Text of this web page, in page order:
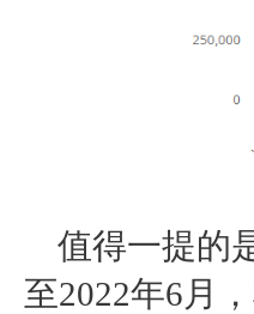
值得一提的
至2022年6月